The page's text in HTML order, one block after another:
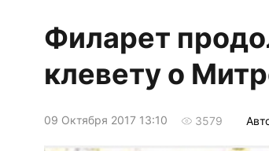
Филарет
клевету о
09 Октября 2017 13:10 3579